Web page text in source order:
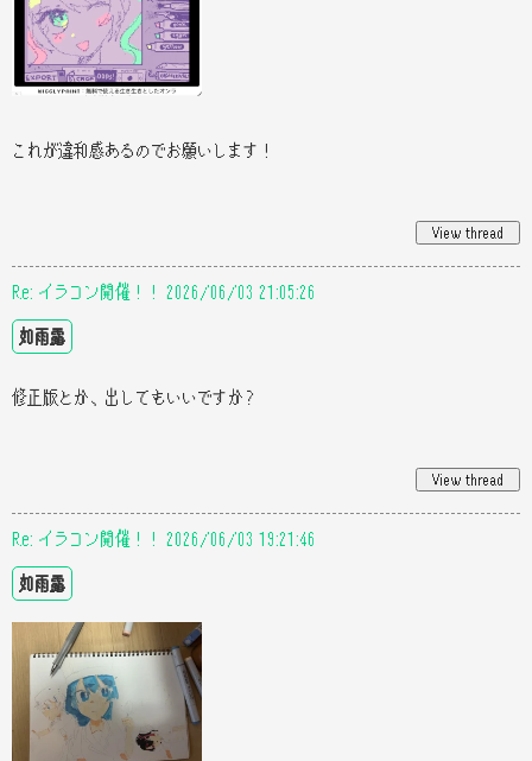
これが違和感あるのでお願いします！
Re: イラコン開催！！ 2026/06/03 21:05:26
如雨露
修正版とか、出してもいいですか？
Re: イラコン開催！！ 2026/06/03 19:21:46
如雨露